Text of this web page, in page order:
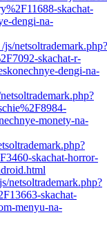
skachat-
dengi-na-
netsoltrademark.php?
skachat-r-
dengi-na-
monety-na-
skachat-horror-
netsoltrademark.php?
skachat-
menyu-na-